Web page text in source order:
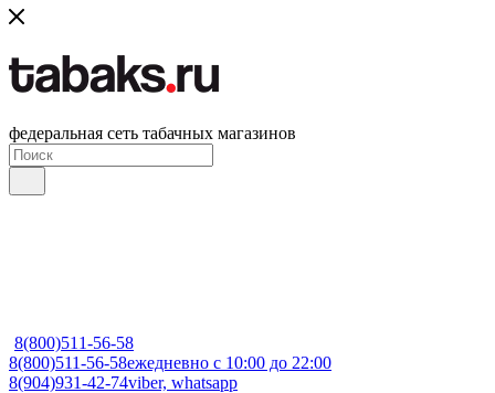
федеральная сеть табачных магазинов
8(800)511-56-58
8(800)511-56-58ежедневно с 10:00 до 22:00
8(904)931-42-74viber, whatsapp